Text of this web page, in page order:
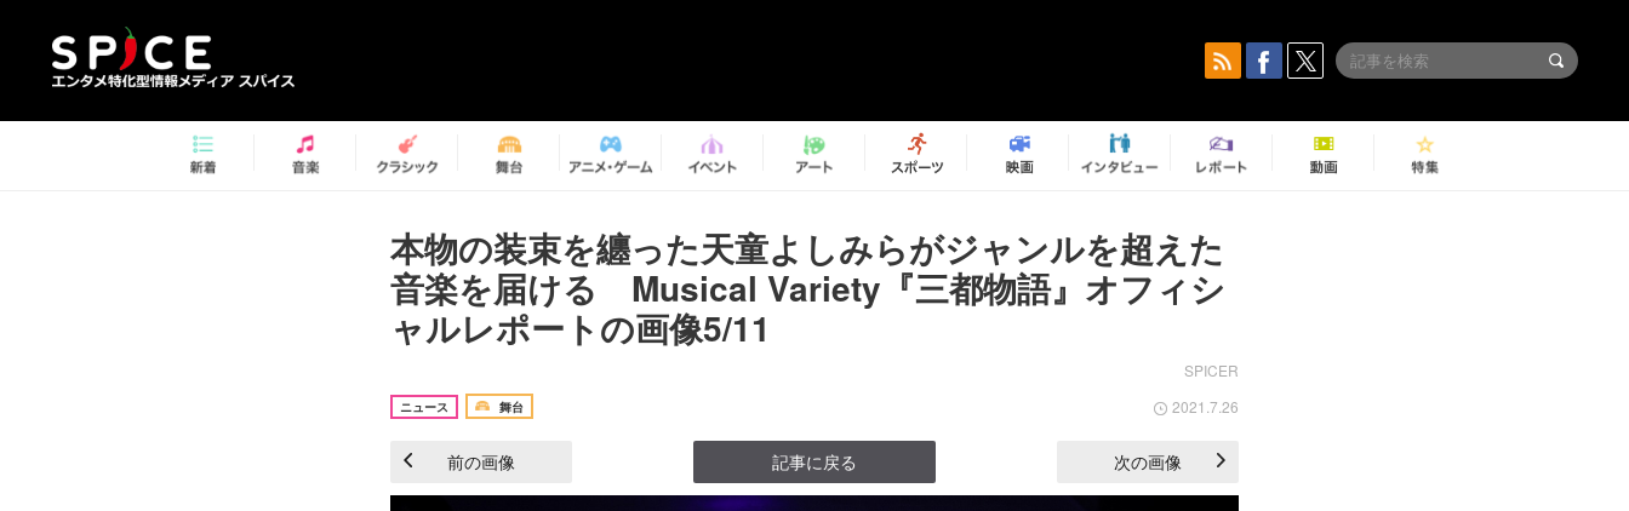
本物の装束を纏った天童よしみらがジャンルを超えた
音楽を届ける Musical Variety『三都物語』オフィシ
ャルレポートの画像5/11
SPICER
ニュース 舞台 2021.7.26
前の画像 記事に戻る 次の画像